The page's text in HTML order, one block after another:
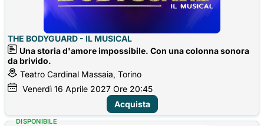
THE BODYGUARD - IL MUSICAL
Una storia d'amore impossibile. Con una colonna sonora
da brivido.
Teatro Cardinal Massaia, Torino
Venerdì 16 Aprile 2027 Ore 20:45
Acquista
DISPONIBILE